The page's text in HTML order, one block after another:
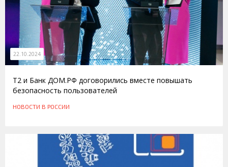
22.10.2024
T2 и Банк ДОМ.РФ договорились вместе повышать
безопасность пользователей
НОВОСТИ В РОССИИ